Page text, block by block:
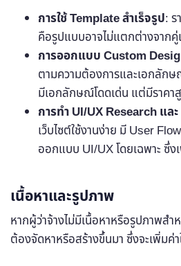
การใช้ Template สำเร็จรูป:
คือรูปแบบอาจไม่แตกต่างจาก
การออกแบบ Custom
ตามความต้องการและเอกลัก
มีเอกลักษณ์โดดเด่น แต่มีราคา
การทำ UI/UX Research แล
เว็บไซต์ใช้งานง่าย มี User
ออกแบบ UI/UX โดยเฉพาะ ซึ่
เนื้อหาและรูปภาพ
หากผู้ว่าจ้างไม่มีเนื้อหาหรือรูปภาพส
ต้องจัดหาหรือสร้างขึ้นมา ซึ่งจะเพิ่มค่า